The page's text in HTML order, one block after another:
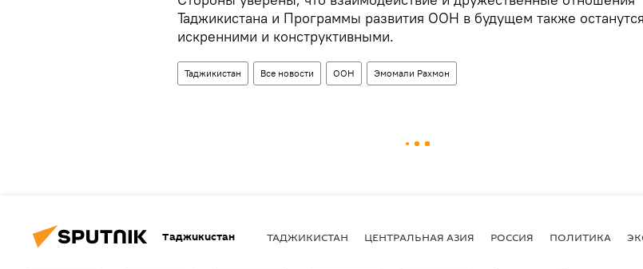
Таджикистана и Программы развития ООН в будущем также останутся
искренними и конструктивными.
Таджикистан Все новости ООН Эмомали Рахмон
Таджикистан ТАДЖИКИСТАН ЦЕНТРАЛЬНАЯ АЗИЯ РОССИЯ ПОЛИТИКА